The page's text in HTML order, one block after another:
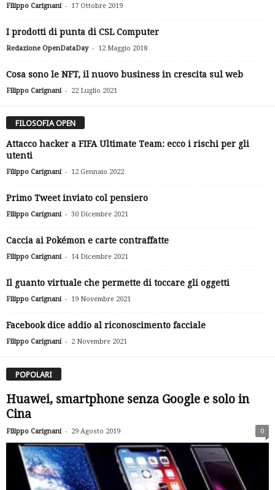
Filippo Carignani - 17 Ottobre 2019
I prodotti di punta di CSL Computer
Redazione OpenDataDay - 12 Maggio 2018
Cosa sono le NFT, il nuovo business in crescita sul web
Filippo Carignani - 22 Luglio 2021
FILOSOFIA OPEN
Attacco hacker a FIFA Ultimate Team: ecco i rischi per gli
utenti
Filippo Carignani - 12 Gennaio 2022
Primo Tweet inviato col pensiero
Filippo Carignani - 30 Dicembre 2021
Caccia ai Pokémon e carte contraffatte
Filippo Carignani - 14 Dicembre 2021
Il guanto virtuale che permette di toccare gli oggetti
Filippo Carignani - 19 Novembre 2021
Facebook dice addio al riconoscimento facciale
Filippo Carignani - 2 Novembre 2021
POPOLARI
Huawei, smartphone senza Google e solo in
Cina
Filippo Carignani - 29 Agosto 2019 0